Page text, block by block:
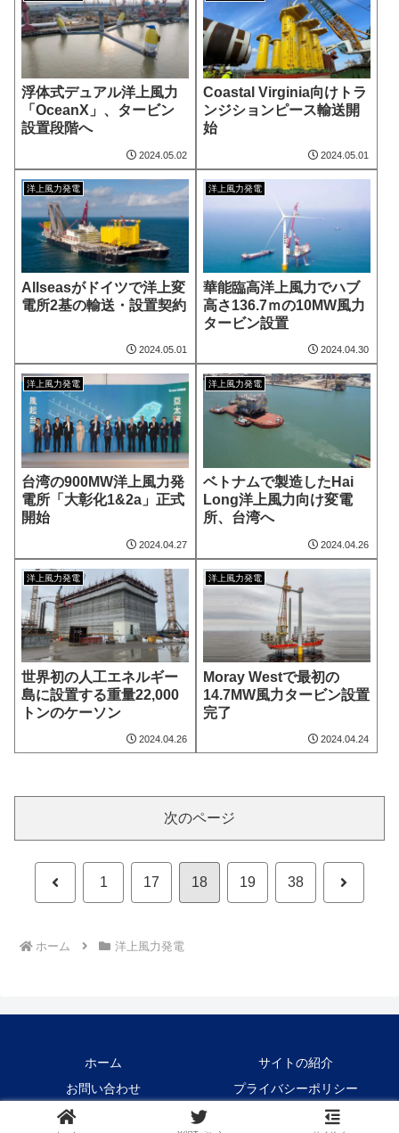
浮体式デュアル洋上風力
「OceanX」、タービン
設置段階へ
2024.05.02
Coastal Virginia向けトラ
ンジションピース輸送開
始
2024.05.01
洋上風力発電
Allseasがドイツで洋上変
電所2基の輸送・設置契約
2024.05.01
洋上風力発電
華能臨高洋上風力でハブ
高さ136.7ｍの10MW風力
タービン設置
2024.04.30
洋上風力発電
台湾の900MW洋上風力発
電所「大彰化1&2a」正式
開始
2024.04.27
洋上風力発電
ベトナムで製造したHai
Long洋上風力向け変電
所、台湾へ
2024.04.26
洋上風力発電
世界初の人工エネルギー
島に設置する重量22,000
トンのケーソン
2024.04.26
洋上風力発電
Moray Westで最初の
14.7MW風力タービン設置
完了
2024.04.24
次のページ
前 1 17 18 19 38 次
ホーム 洋上風力発電
ホーム
サイトの紹介
お問い合わせ
プライバシーポリシー
Copyright © 2021-2026 Crane1000 All Rights Reserved.